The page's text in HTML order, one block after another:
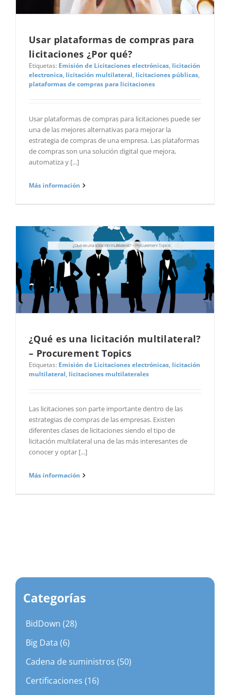
Usar plataformas de compras para
licitaciones ¿Por qué?
Etiquetas: Emisión de Licitaciones electrónicas, licitación
electronica, licitación multilateral, licitaciones públicas,
plataformas de compras para licitaciones
Usar plataformas de compras para licitaciones puede ser
una de las mejores alternativas para mejorar la
estrategia de compras de una empresa. Las plataformas
de compras son una solución digital que mejora,
automatiza y [...]
Más información
¿Qué es una licitación multilateral?
– Procurement Topics
Etiquetas: Emisión de Licitaciones electrónicas, licitación
multilateral, licitaciones multilaterales
Las licitaciones son parte importante dentro de las
estrategias de compras de las empresas. Existen
diferentes clases de licitaciones siendo el tipo de
licitación multilateral una de las más interesantes de
conocer y optar [...]
Más información
Categorías
BidDown (28)
Big Data (6)
Cadena de suministros (50)
Certificaciones (16)